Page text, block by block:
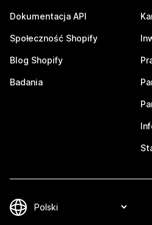
Dokumentacja API
Społeczność Shopify
Blog Shopify
Badania